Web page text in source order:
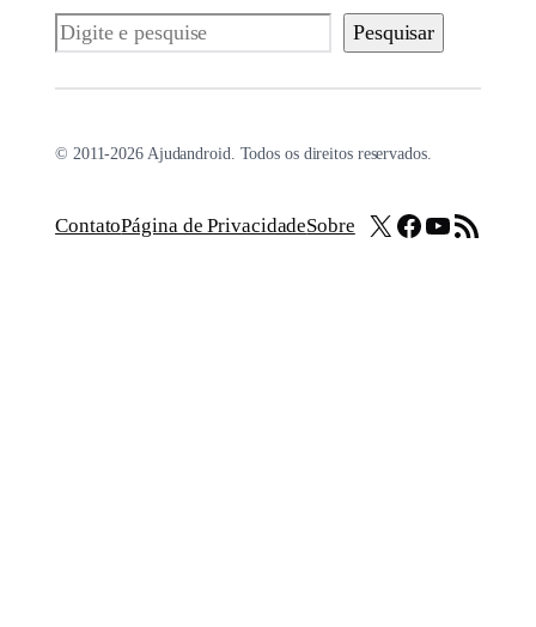
Pesquisar Pesquisar
© 2011-2026 Ajudandroid. Todos os direitos reservados.
ContatoPágina de PrivacidadeSobre X Facebook
Youtube
Feed RSS